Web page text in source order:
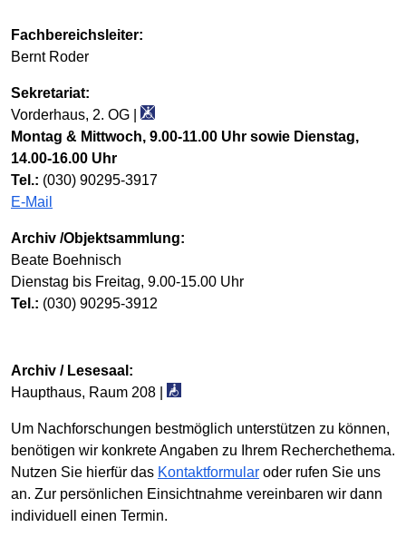
Fachbereichsleiter:
Bernt Roder
Sekretariat:
Vorderhaus, 2. OG |
Montag & Mittwoch, 9.00-11.00 Uhr sowie Dienstag,
14.00-16.00 Uhr
Tel.: (030) 90295-3917
E-Mail
Archiv /Objektsammlung:
Beate Boehnisch
Dienstag bis Freitag, 9.00-15.00 Uhr
Tel.: (030) 90295-3912
Archiv / Lesesaal:
Haupthaus, Raum 208 |
Um Nachforschungen best­mög­lich unter­stützen zu können,
benötigen wir konkrete Angaben zu Ihrem Recherche­thema.
Nutzen Sie hierfür das Kontakt­formular oder rufen Sie uns
an. Zur persönlichen Ein­sicht­nahme verein­baren wir dann
individuell einen Termin.